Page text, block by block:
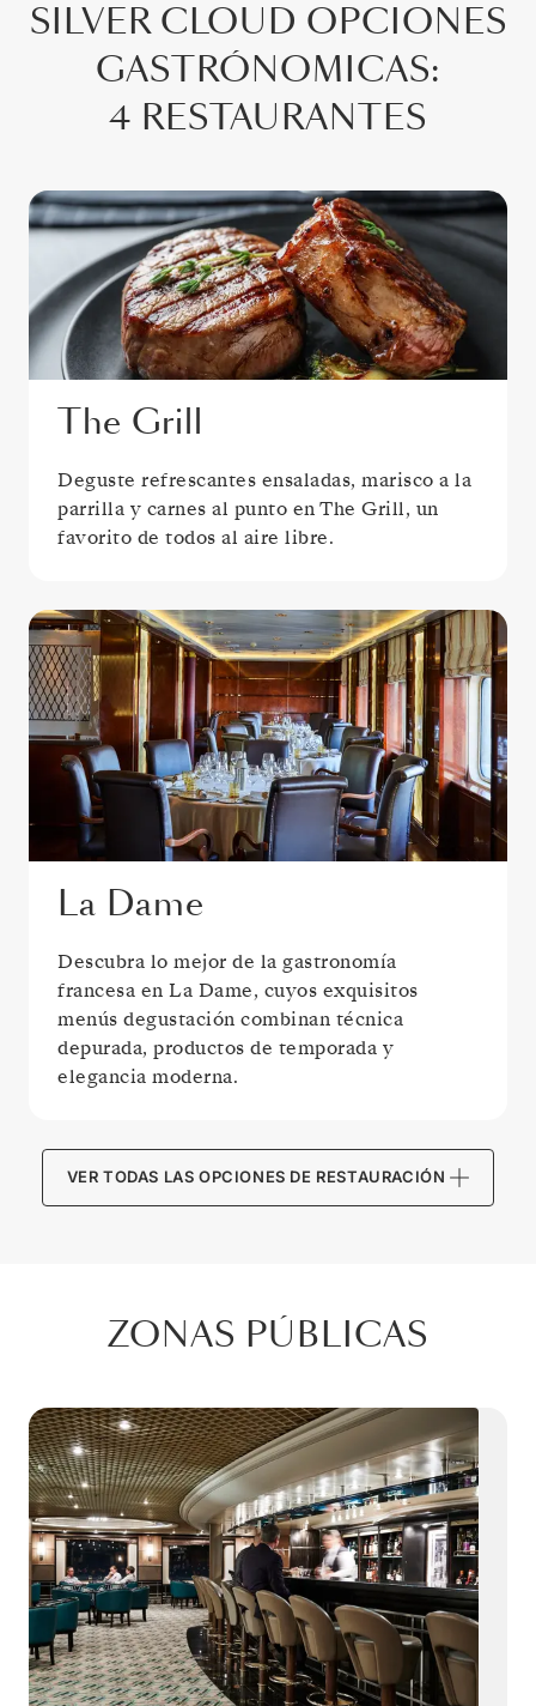
SILVER CLOUD OPCIONES
GASTRÓNOMICAS:
4 RESTAURANTES
The Grill
Deguste refrescantes ensaladas, marisco a la
parrilla y carnes al punto en The Grill, un
favorito de todos al aire libre.
La Dame
Descubra lo mejor de la gastronomía
francesa en La Dame, cuyos exquisitos
menús degustación combinan técnica
depurada, productos de temporada y
elegancia moderna.
VER TODAS LAS OPCIONES DE RESTAURACIÓN
ZONAS PÚBLICAS